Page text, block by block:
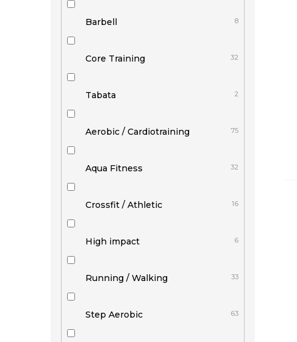
Barbell 8
Core Training 32
Tabata 2
Aerobic / Cardiotraining 75
Aqua Fitness 32
Crossfit / Athletic 16
High impact 6
Running / Walking 33
Step Aerobic 63